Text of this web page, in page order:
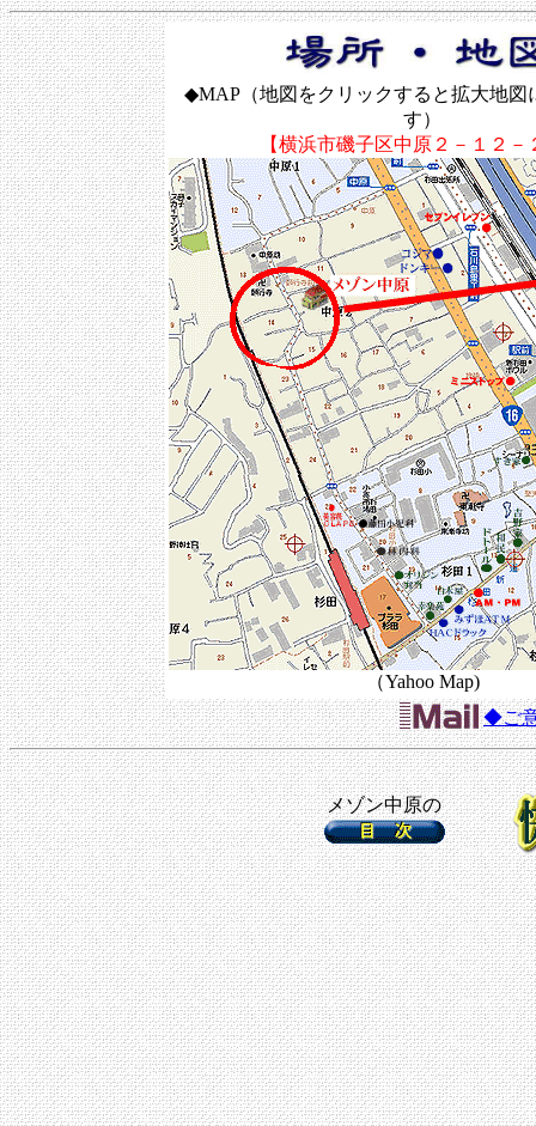
◆MAP（地図をクリックすると拡大地図
す）
【横浜市磯子区中原２－１２－
（Yahoo Map)
◆ご
メゾン中原の